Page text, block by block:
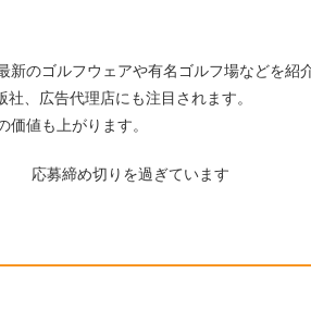
のゴルフウェアや有名ゴルフ場などを紹
、広告代理店にも注目されます。
値も上がります。
応募締め切りを過ぎています